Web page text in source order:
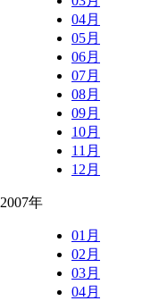
04月
05月
06月
07月
08月
09月
10月
11月
12月
2007年
01月
02月
03月
04月